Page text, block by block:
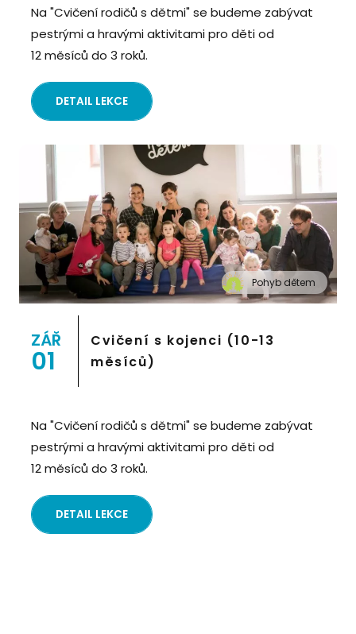
Na "Cvičení rodičů s dětmi" se budeme zabývat
pestrými a hravými aktivitami pro děti od
12 měsíců do 3 roků.
DETAIL LEKCE
" alt="Cvičení pro děti "Pohyb dětem", Praha 2,
Prostor 8">
Pohyb dětem
ZÁŘ
01
Cvičení s kojenci (10-13
měsíců)
Na "Cvičení rodičů s dětmi" se budeme zabývat
pestrými a hravými aktivitami pro děti od
12 měsíců do 3 roků.
DETAIL LEKCE